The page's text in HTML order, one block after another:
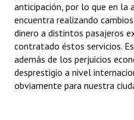
anticipación, por lo que en la
encuentra realizando
dinero a distintos pasajeros
contratado éstos servicios.
además de los perjuicios
desprestigio a nivel
obviamente para nuestra